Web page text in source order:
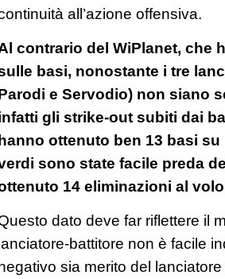
all’azione offensiva.
contrario del WiPlanet, che
basi, nonostante i tre
e Servodio) non siano
gli strike-out subiti dai
ottenuto ben 13 basi
sono state facile preda
14 eliminazioni al
dato deve far riflettere il
battitore non è facile
sia merito del